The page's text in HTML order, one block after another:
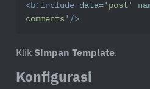
<b:include data= 'post'
comments' />
Klik Simpan Template.
Konfigurasi